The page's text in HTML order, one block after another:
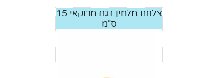
צלחת מלמין דגם מרוקאי 15
ס"מ